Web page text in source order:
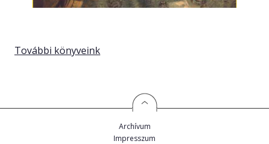
További könyveink
Archívum
Impresszum